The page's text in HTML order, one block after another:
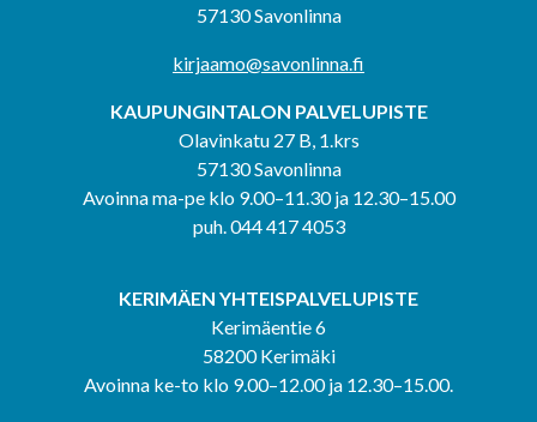
57130 Savonlinna
kirjaamo@savonlinna.fi
KAUPUNGINTALON PALVELUPISTE
Olavinkatu 27 B, 1.krs
57130 Savonlinna
Avoinna ma-pe klo 9.00–11.30 ja 12.30–15.00
puh. 044 417 4053
KERIMÄEN YHTEISPALVELUPISTE
Kerimäentie 6
58200 Kerimäki
Avoinna ke-to klo 9.00–12.00 ja 12.30–15.00.